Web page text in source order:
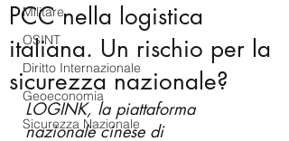
Militare
OSINT
Diritto Internazionale
Geoeconomia
Sicurezza Nazionale
PCC nella logistica
italiana. Un rischio per la
sicurezza nazionale?
LOGINK, la piattaforma
nazionale cinese di